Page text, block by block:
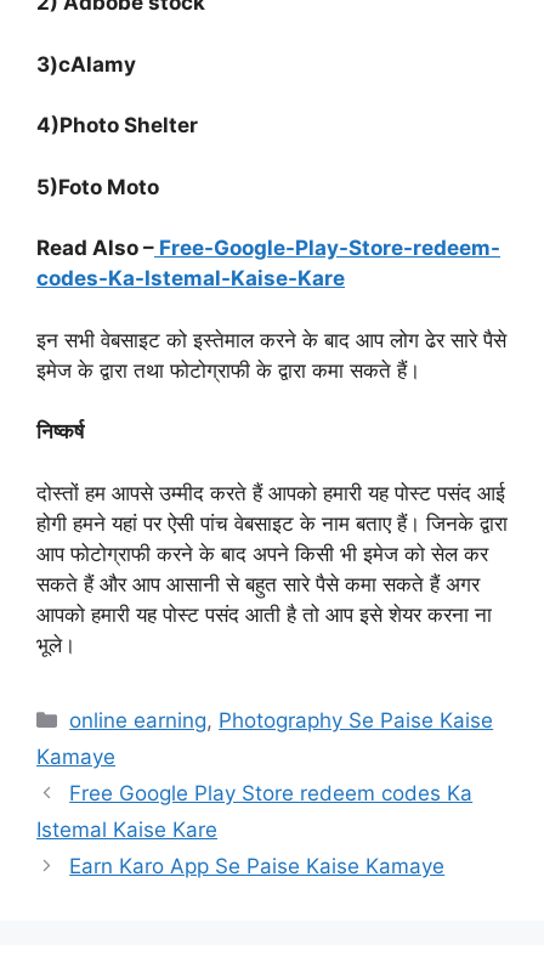
3)cAlamy
4)Photo Shelter
5)Foto Moto
Read Also – Free-Google-Play-Store-redeem-
codes-Ka-Istemal-Kaise-Kare
इन सभी वेबसाइट को इस्तेमाल करने के बाद आप लोग ढेर सारे पैसे
इमेज के द्वारा तथा फोटोग्राफी के द्वारा कमा सकते हैं।
निष्कर्ष
दोस्तों हम आपसे उम्मीद करते हैं आपको हमारी यह पोस्ट पसंद आई
होगी हमने यहां पर ऐसी पांच वेबसाइट के नाम बताए हैं। जिनके द्वारा
आप फोटोग्राफी करने के बाद अपने किसी भी इमेज को सेल कर
सकते हैं और आप आसानी से बहुत सारे पैसे कमा सकते हैं अगर
आपको हमारी यह पोस्ट पसंद आती है तो आप इसे शेयर करना ना
भूले।
Categories
online earning, Photography Se Paise Kaise
Kamaye
Free Google Play Store redeem codes Ka
Istemal Kaise Kare
Earn Karo App Se Paise Kaise Kamaye